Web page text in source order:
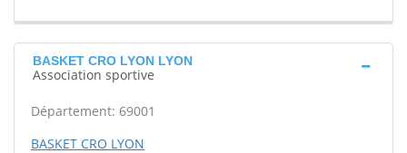
BASKET CRO LYON LYON
Association sportive
Département: 69001
BASKET CRO LYON